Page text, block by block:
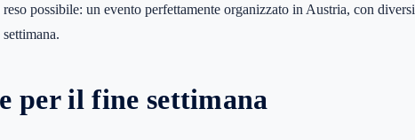
possibile: un evento perfettamente organizzato in Austria, con diversi
per il fine settimana